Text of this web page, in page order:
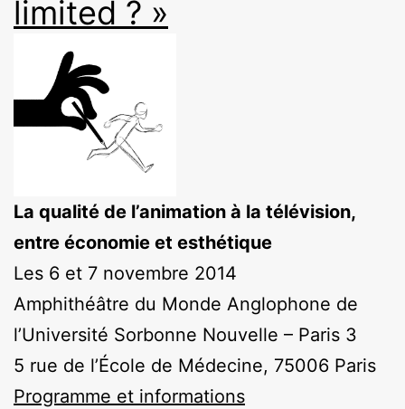
limited ? »
La qualité de l’animation à la télévision,
entre économie et esthétique
Les 6 et 7 novembre 2014
Amphithéâtre du Monde Anglophone de
l’Université Sorbonne Nouvelle – Paris 3
5 rue de l’École de Médecine, 75006 Paris
Programme et informations